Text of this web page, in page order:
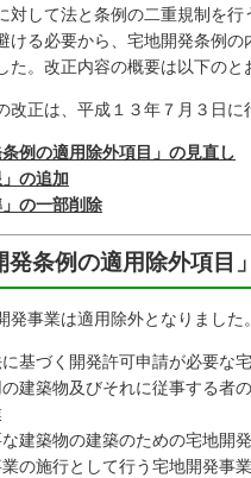
対して法と条例の二重規制を行
ける必要から、宅地開発条例の
た。改正内容の概要は以下のと
改正は、平成１３年７月３日に
条例の適用除外項目」の見直し
」の追加
」の一部削除
発条例の適用除外項目
発事業は適用除外となりました。
基づく開発許可申請が必要な
建築物及びそれに従事する者
建築物の建築のための宅地開
の施行として行う宅地開発事業